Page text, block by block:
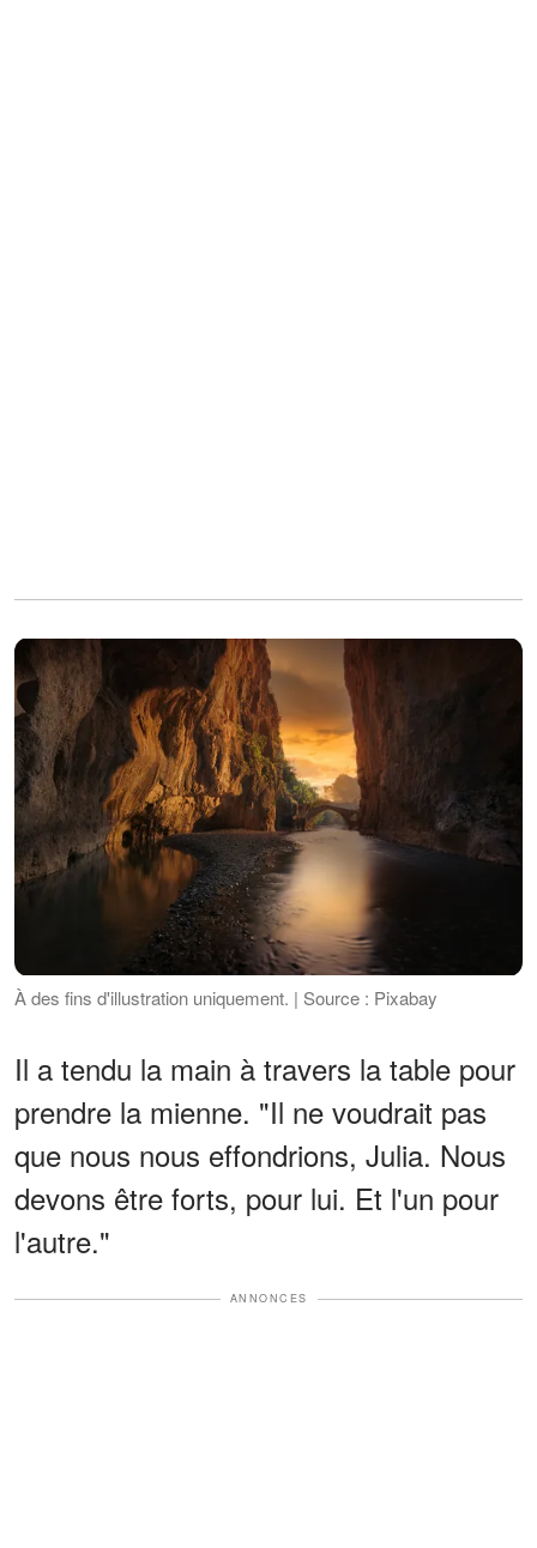
À des fins d'illustration uniquement. | Source : Pixabay
Il a tendu la main à travers la table pour
prendre la mienne. "Il ne voudrait pas
que nous nous effondrions, Julia. Nous
devons être forts, pour lui. Et l'un pour
l'autre."
ANNONCES